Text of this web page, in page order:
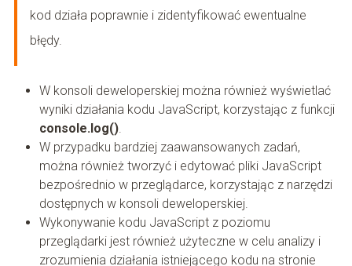
kod działa poprawnie i zidentyfikować ewentualne
błędy.
W konsoli deweloperskiej można również wyświetlać
wyniki działania kodu JavaScript, korzystając z funkcji
console.log().
W przypadku bardziej zaawansowanych zadań,
można również tworzyć i edytować pliki JavaScript
bezpośrednio w przeglądarce, korzystając z narzędzi
dostępnych w konsoli deweloperskiej.
Wykonywanie kodu JavaScript z poziomu
przeglądarki jest również użyteczne w celu analizy i
zrozumienia działania istniejącego kodu na stronie